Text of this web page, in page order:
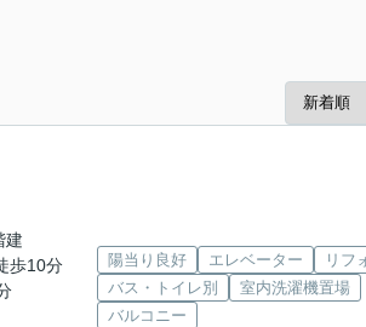
建
歩10分
陽当り良好 エレベーター
リフ
バス・トイレ別
室内洗濯機置場
バルコニー